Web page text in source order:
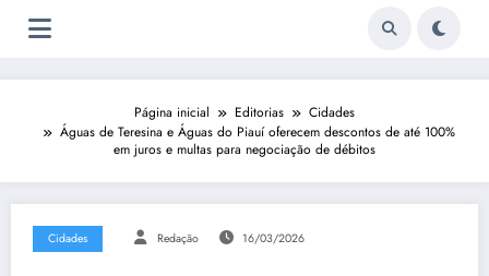
Página inicial Editorias
Cidades
Águas de Teresina e Águas do Piauí oferecem descontos de até 100%
em juros e multas para negociação de débitos
Cidades Redação 16/03/2026